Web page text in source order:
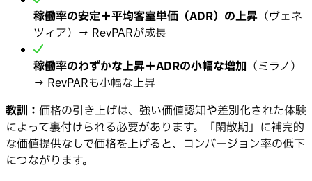
稼働率の安定＋平均客室単価（ADR）の上昇 （ヴェネ
ツィア）→ RevPARが成長
稼働率のわずかな上昇＋ADRの小幅な増加 （ミラノ）
→ RevPARも小幅な上昇
教訓： 価格の引き上げは、強い価値認知や差別化された体験
によって裏付けられる必要があります。「閑散期」に補完的
な価値提供なしで価格を上げると、コンバージョン率の低下
につながります。